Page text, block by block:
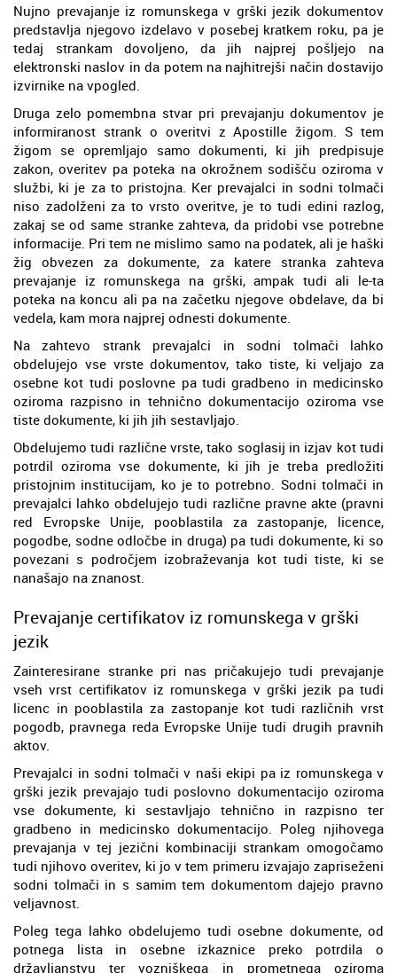
Nujno prevajanje iz romunskega v grški jezik dokumentov
predstavlja njegovo izdelavo v posebej kratkem roku, pa je
tedaj strankam dovoljeno, da jih najprej pošljejo na
elektronski naslov in da potem na najhitrejši način dostavijo
izvirnike na vpogled.
Druga zelo pomembna stvar pri prevajanju dokumentov je
informiranost strank o overitvi z Apostille žigom. S tem
žigom se opremljajo samo dokumenti, ki jih predpisuje
zakon, overitev pa poteka na okrožnem sodišču oziroma v
službi, ki je za to pristojna. Ker prevajalci in sodni tolmači
niso zadolženi za to vrsto overitve, je to tudi edini razlog,
zakaj se od same stranke zahteva, da pridobi vse potrebne
informacije. Pri tem ne mislimo samo na podatek, ali je haški
žig obvezen za dokumente, za katere stranka zahteva
prevajanje iz romunskega na grški, ampak tudi ali le-ta
poteka na koncu ali pa na začetku njegove obdelave, da bi
vedela, kam mora najprej odnesti dokumente.
Na zahtevo strank prevajalci in sodni tolmači lahko
obdelujejo vse vrste dokumentov, tako tiste, ki veljajo za
osebne kot tudi poslovne pa tudi gradbeno in medicinsko
oziroma razpisno in tehnično dokumentacijo oziroma vse
tiste dokumente, ki jih jih sestavljajo.
Obdelujemo tudi različne vrste, tako soglasij in izjav kot tudi
potrdil oziroma vse dokumente, ki jih je treba predložiti
pristojnim institucijam, ko je to potrebno. Sodni tolmači in
prevajalci lahko obdelujejo tudi različne pravne akte (pravni
red Evropske Unije, pooblastila za zastopanje, licence,
pogodbe, sodne odločbe in druga) pa tudi dokumente, ki so
povezani s področjem izobraževanja kot tudi tiste, ki se
nanašajo na znanost.
Prevajanje certifikatov iz romunskega v grški
jezik
Zainteresirane stranke pri nas pričakujejo tudi prevajanje
vseh vrst certifikatov iz romunskega v grški jezik pa tudi
licenc in pooblastila za zastopanje kot tudi različnih vrst
pogodb, pravnega reda Evropske Unije tudi drugih pravnih
aktov.
Prevajalci in sodni tolmači v naši ekipi pa iz romunskega v
grški jezik prevajajo tudi poslovno dokumentacijo oziroma
vse dokumente, ki sestavljajo tehnično in razpisno ter
gradbeno in medicinsko dokumentacijo. Poleg njihovega
prevajanja v tej jezični kombinaciji strankam omogočamo
tudi njihovo overitev, ki jo v tem primeru izvajajo zapriseženi
sodni tolmači in s samim tem dokumentom dajejo pravno
veljavnost.
Poleg tega lahko obdelujemo tudi osebne dokumente, od
potnega lista in osebne izkaznice preko potrdila o
državljanstvu ter vozniškega in prometnega oziroma